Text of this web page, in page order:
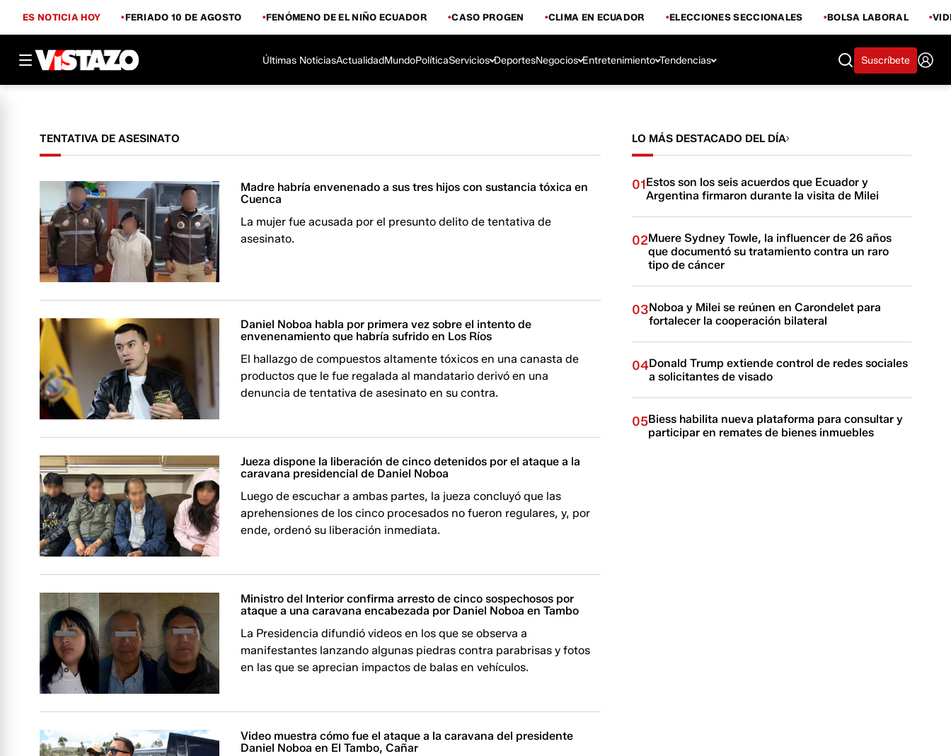
ES NOTICIA HOY FERIADO 10 DE AGOSTO FENÓMENO DE EL NIÑO ECUADOR CASO PROGEN CLIMA EN ECUADOR ELECCIONES SECCIONALES BOLSA LABORAL
Últimas NoticiasActualidadMundoPolíticaServicios DeportesNegocios Entretenimiento Tendencias Suscríbete
TENTATIVA DE ASESINATO
Madre habría envenenado a sus tres hijos con sustancia tóxica en
Cuenca
La mujer fue acusada por el presunto delito de tentativa de
asesinato.
Daniel Noboa habla por primera vez sobre el intento de
envenenamiento que habría sufrido en Los Ríos
El hallazgo de compuestos altamente tóxicos en una canasta de
productos que le fue regalada al mandatario derivó en una
denuncia de tentativa de asesinato en su contra.
Jueza dispone la liberación de cinco detenidos por el ataque a la
caravana presidencial de Daniel Noboa
Luego de escuchar a ambas partes, la jueza concluyó que las
aprehensiones de los cinco procesados no fueron regulares, y, por
ende, ordenó su liberación inmediata.
Ministro del Interior confirma arresto de cinco sospechosos por
ataque a una caravana encabezada por Daniel Noboa en Tambo
La Presidencia difundió videos en los que se observa a
manifestantes lanzando algunas piedras contra parabrisas y fotos
en las que se aprecian impactos de balas en vehículos.
Video muestra cómo fue el ataque a la caravana del presidente
Daniel Noboa en El Tambo, Cañar
LO MÁS DESTACADO DEL DÍA
01Estos son los seis acuerdos que Ecuador y
Argentina firmaron durante la visita de Milei
02Muere Sydney Towle, la influencer de 26 años
que documentó su tratamiento contra un raro
tipo de cáncer
03Noboa y Milei se reúnen en Carondelet para
fortalecer la cooperación bilateral
04Donald Trump extiende control de redes sociales
a solicitantes de visado
05Biess habilita nueva plataforma para consultar y
participar en remates de bienes inmuebles